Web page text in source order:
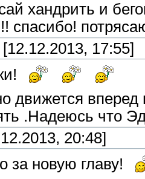
хандрить и
спасибо!
17:55]
движется
.Надеюсь что
20:48]
за новую главу!